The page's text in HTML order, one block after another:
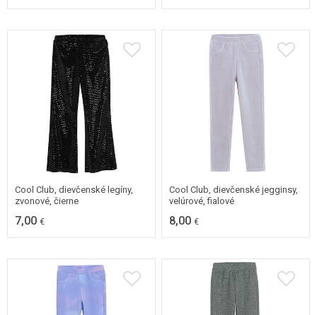
98 104
Cool Club, dievčenské legíny,
zvonové, čierne
7,00 €
104
Cool Club, dievčenské jegginsy,
velúrové, fialové
8,00 €